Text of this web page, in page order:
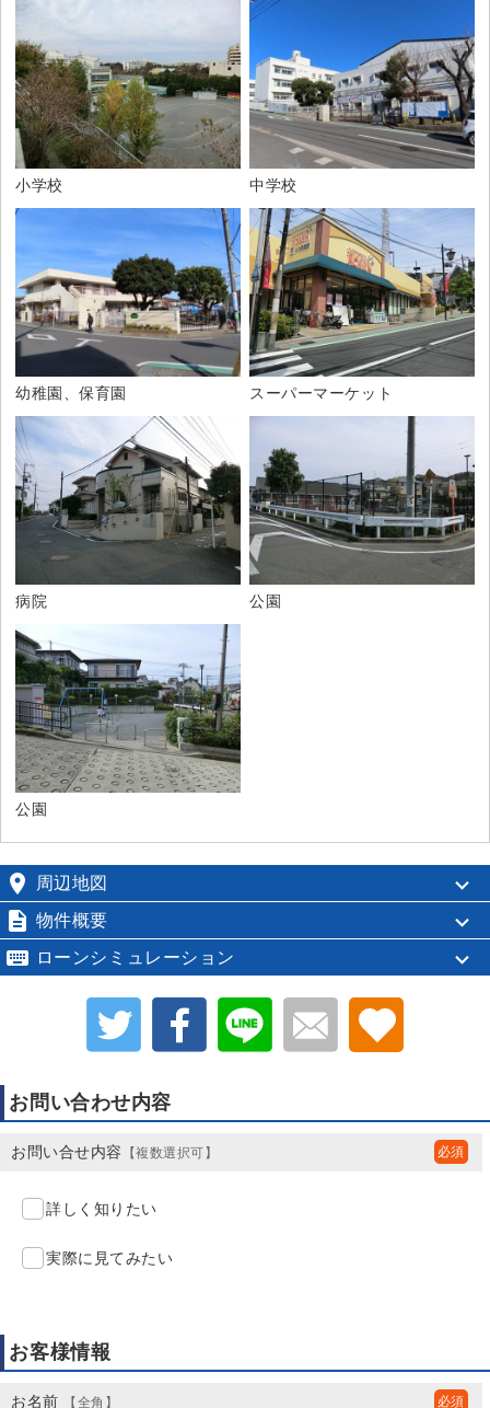
小学校 中学校
幼稚園、保育園 スーパーマーケット
病院 公園
公園
 周辺地図
 物件概要
 ローンシミュレーション
お問い合わせ内容
お問い合せ内容 【複数選択可】
詳しく知りたい
実際に見てみたい
お客様情報
お名前 【全角】